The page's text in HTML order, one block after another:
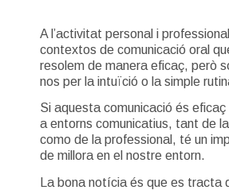
A l’activitat personal i
contextos de comunicació oral
resolem de manera eficaç, però
nos per la intuïció o la simple
Si aquesta comunicació és
a entorns comunicatius, tant de
como de la professional, té un
de millora en el nostre entorn.
La bona notícia és que es tracta